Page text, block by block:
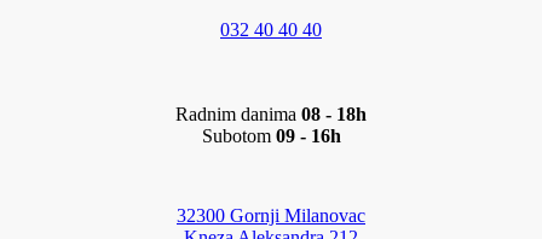
032 40 40 40
Radnim danima 08 - 18h
Subotom 09 - 16h
32300 Gornji Milanovac